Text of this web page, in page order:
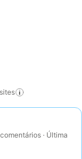
sites
· Última